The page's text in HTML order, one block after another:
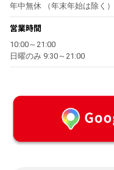
年中無休 （年末年始は除く）
営業時間
10:00～21:00
日曜のみ 9:30～21:00